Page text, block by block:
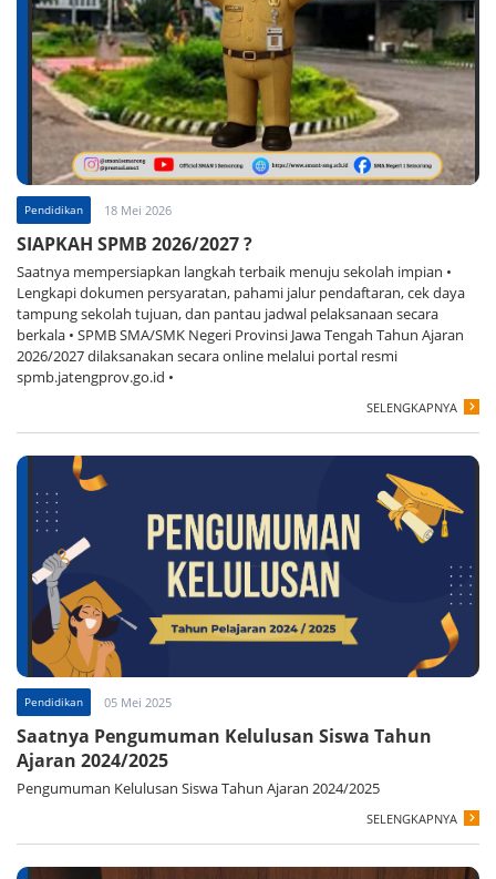
Pendidikan 18 Mei 2026
SIAPKAH SPMB 2026/2027 ?
Saatnya mempersiapkan langkah terbaik menuju sekolah impian •
Lengkapi dokumen persyaratan, pahami jalur pendaftaran, cek daya
tampung sekolah tujuan, dan pantau jadwal pelaksanaan secara
berkala • SPMB SMA/SMK Negeri Provinsi Jawa Tengah Tahun Ajaran
2026/2027 dilaksanakan secara online melalui portal resmi
spmb.jatengprov.go.id •
SELENGKAPNYA
Pendidikan 05 Mei 2025
Saatnya Pengumuman Kelulusan Siswa Tahun
Ajaran 2024/2025
Pengumuman Kelulusan Siswa Tahun Ajaran 2024/2025
SELENGKAPNYA